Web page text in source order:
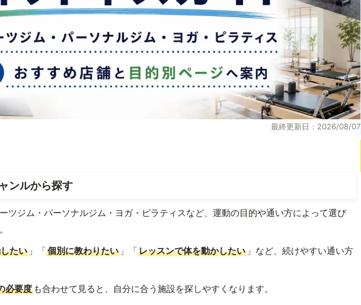
最終更新日：2026/08/07
ンルから探す
ツジム・パーソナルジム・ヨガ・ピラティスなど、運動の目的や通い方によって選び
たい 」「個別に教わりたい 」「レッスンで体を動かしたい 」など、続けやすい通い方
必要度 も合わせて見ると、自分に合う施設を探しやすくなります。